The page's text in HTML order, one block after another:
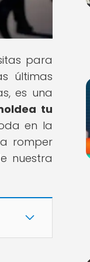
para
últimas
es una
tu
en la
romper
nuestra